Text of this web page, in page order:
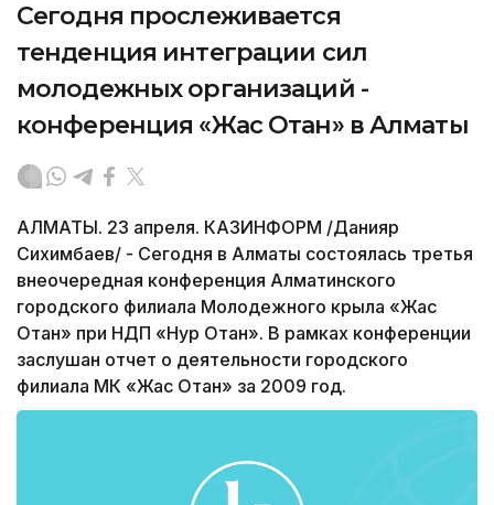
Сегодня прослеживается
тенденция интеграции сил
молодежных организаций -
конференция «Жас Отан» в Алматы
АЛМАТЫ. 23 апреля. КАЗИНФОРМ /Данияр
Сихимбаев/ - Сегодня в Алматы состоялась третья
внеочередная конференция Алматинского
городского филиала Молодежного крыла «Жас
Отан» при НДП «Нур Отан». В рамках конференции
заслушан отчет о деятельности городского
филиала МК «Жас Отан» за 2009 год.